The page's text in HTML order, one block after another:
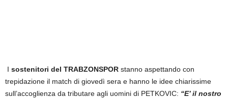
I sostenitori del TRABZONSPOR stanno aspettando con
trepidazione il match di giovedì sera e hanno le idee chiarissime
sull’accoglienza da tributare agli uomini di PETKOVIC: “E’ il nostro